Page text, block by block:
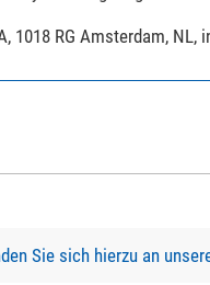
1018 RG Amsterdam, NL,
Sie sich hierzu an